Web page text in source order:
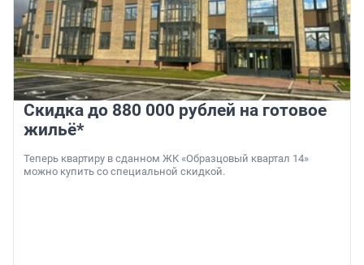
Скидка до 880 000 рублей на готовое
жильё*
Теперь квартиру в сданном ЖК «Образцовый квартал 14»
можно купить со специальной скидкой.